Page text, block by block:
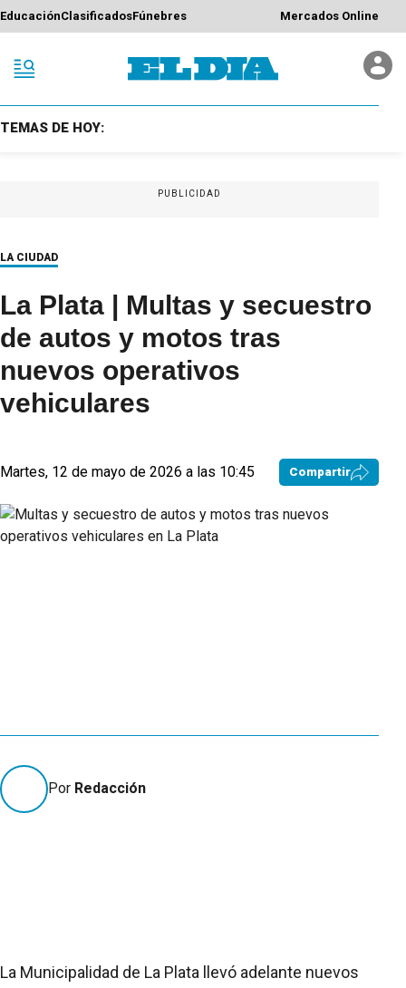
EducaciónClasificadosFúnebres Mercados Online
TEMAS DE HOY:
PUBLICIDAD
LA CIUDAD
La Plata | Multas y secuestro
de autos y motos tras
nuevos operativos
vehiculares
Martes, 12 de mayo de 2026 a las 10:45 Compartir
Por Redacción
La Municipalidad de La Plata llevó adelante nuevos